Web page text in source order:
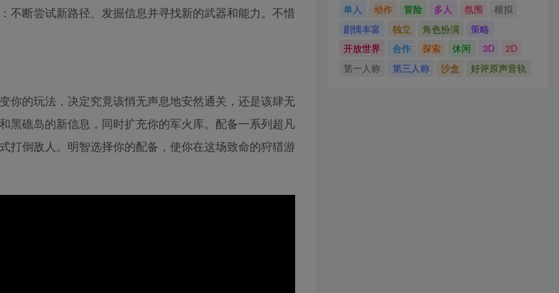
不断尝试新路径、发掘信息并寻找新的武器和能力。不惜
你的玩法，决定究竟该悄无声息地安然通关，还是该肆无
黑礁岛的新信息，同时扩充你的军火库。配备一系列超凡
打倒敌人。明智选择你的配备，使你在这场致命的狩猎游
单人 动作 冒险 多人 氛围
模拟
剧情丰富
独立 角色扮演
策略
开放世界
合作 探索 休闲 3D
2D
第一人称
第三人称 沙盒 好评原声音轨